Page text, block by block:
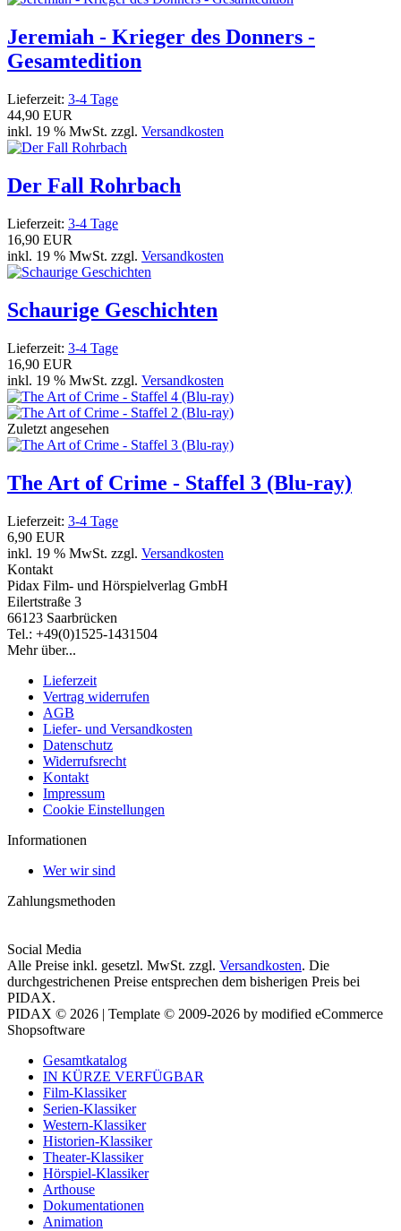
Jeremiah - Krieger des Donners -
Gesamtedition
Lieferzeit: 3-4 Tage
44,90 EUR
inkl. 19 % MwSt. zzgl. Versandkosten
Der Fall Rohrbach
Lieferzeit: 3-4 Tage
16,90 EUR
inkl. 19 % MwSt. zzgl. Versandkosten
Schaurige Geschichten
Lieferzeit: 3-4 Tage
16,90 EUR
inkl. 19 % MwSt. zzgl. Versandkosten
Zuletzt angesehen
The Art of Crime - Staffel 3 (Blu-ray)
Lieferzeit: 3-4 Tage
6,90 EUR
inkl. 19 % MwSt. zzgl. Versandkosten
Kontakt
Pidax Film- und Hörspielverlag GmbH
Eilertstraße 3
66123 Saarbrücken
Tel.: +49(0)1525-1431504
Mehr über...
Lieferzeit
Vertrag widerrufen
AGB
Liefer- und Versandkosten
Datenschutz
Widerrufsrecht
Kontakt
Impressum
Cookie Einstellungen
Informationen
Wer wir sind
Zahlungsmethoden
Social Media
Alle Preise inkl. gesetzl. MwSt. zzgl. Versandkosten. Die
durchgestrichenen Preise entsprechen dem bisherigen Preis bei
PIDAX.
PIDAX © 2026 | Template © 2009-2026 by modified eCommerce
Shopsoftware
Gesamtkatalog
IN KÜRZE VERFÜGBAR
Film-Klassiker
Serien-Klassiker
Western-Klassiker
Historien-Klassiker
Theater-Klassiker
Hörspiel-Klassiker
Arthouse
Dokumentationen
Animation